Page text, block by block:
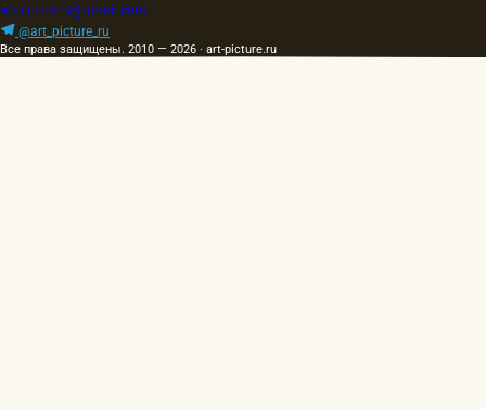
artpicture.ru@gmail.com
@art_picture_ru
Все права защищены. 2010 — 2026 · art-picture.ru